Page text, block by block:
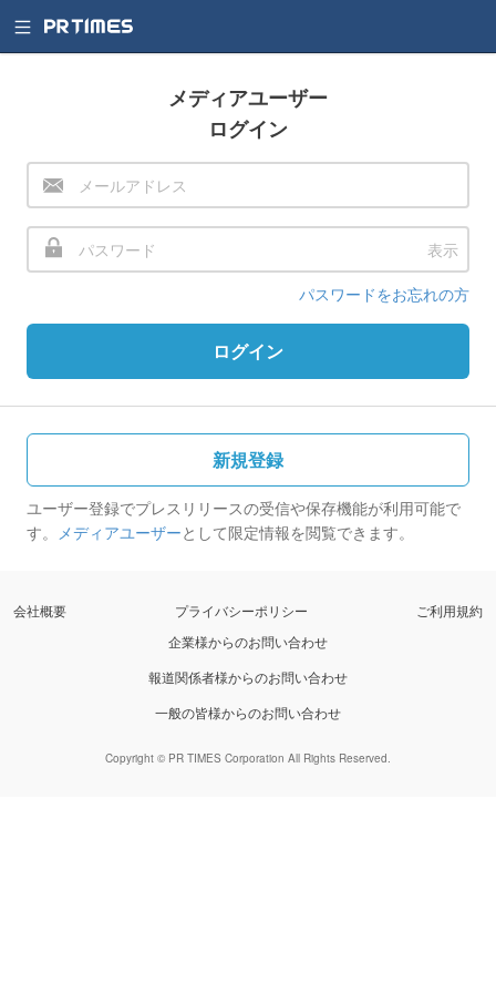
メディアユーザー
ログイン
表示
パスワードをお忘れの方
ログイン
新規登録
ユーザー登録でプレスリリースの受信や保存機能が利用可能で
す。 メディアユーザーとして限定情報を閲覧できます。
会社概要 プライバシーポリシー
ご利用規約
企業様からのお問い合わせ
報道関係者様からのお問い合わせ
一般の皆様からのお問い合わせ
Copyright © PR TIMES Corporation All Rights Reserved.